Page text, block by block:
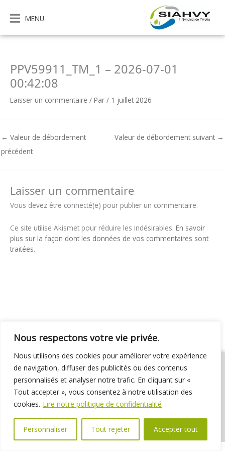
Nous respectons votre vie privée.
Nous utilisons des cookies pour améliorer votre expérience
de navigation, diffuser des publicités ou des contenus
personnalisés et analyser notre trafic. En cliquant sur «
Tout accepter », vous consentez à notre utilisation des
cookies. Lire notre politique de confidentialité
Personnaliser Tout rejeter Accepter tout
contenu
MENU
PPV59911_TM_1 – 2026-07-01
00:42:08
Laisser un commentaire / Par / 1 juillet 2026
← Valeur de débordement
précédent
Valeur de débordement suivant →
Laisser un commentaire
Vous devez être connecté(e) pour publier un commentaire.
Ce site utilise Akismet pour réduire les indésirables. En savoir
plus sur la façon dont les données de vos commentaires sont
traitées.
01 69 31 72 10 01 69 31 37 31
Nous contacter
Espace élus
Marchés publics Délibérations